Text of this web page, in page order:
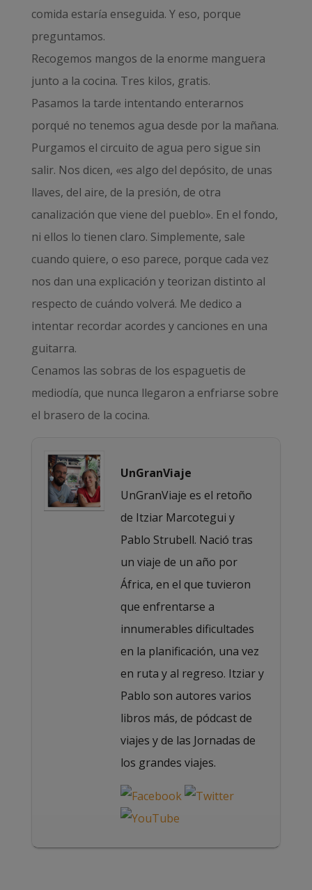
comida estaría enseguida. Y eso, porque
preguntamos.
Recogemos mangos de la enorme manguera
junto a la cocina. Tres kilos, gratis.
Pasamos la tarde intentando enterarnos
porqué no tenemos agua desde por la mañana.
Purgamos el circuito de agua pero sigue sin
salir. Nos dicen, «es algo del depósito, de unas
llaves, del aire, de la presión, de otra
canalización que viene del pueblo». En el fondo,
ni ellos lo tienen claro. Simplemente, sale
cuando quiere, o eso parece, porque cada vez
nos dan una explicación y teorizan distinto al
respecto de cuándo volverá. Me dedico a
intentar recordar acordes y canciones en una
guitarra.
Cenamos las sobras de los espaguetis de
mediodía, que nunca llegaron a enfriarse sobre
el brasero de la cocina.
UnGranViaje
UnGranViaje es el retoño
de Itziar Marcotegui y
Pablo Strubell. Nació tras
un viaje de un año por
África, en el que tuvieron
que enfrentarse a
innumerables dificultades
en la planificación, una vez
en ruta y al regreso. Itziar y
Pablo son autores varios
libros más, de pódcast de
viajes y de las Jornadas de
los grandes viajes.